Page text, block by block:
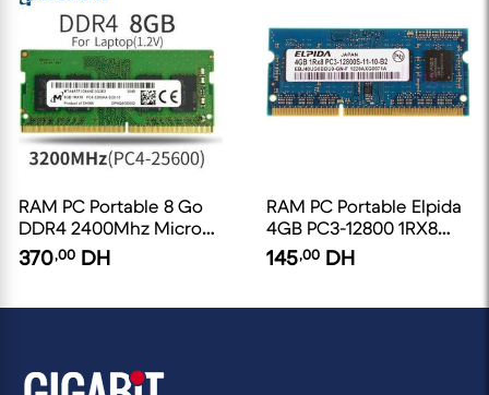
RAM PC Portable 8 Go
DDR4 2400Mhz Micron
[Occasion]
370,00 DH
RAM PC Portable Elpida
4GB PC3-12800 1RX8
DDR3-1600Mhz
145,00 DH